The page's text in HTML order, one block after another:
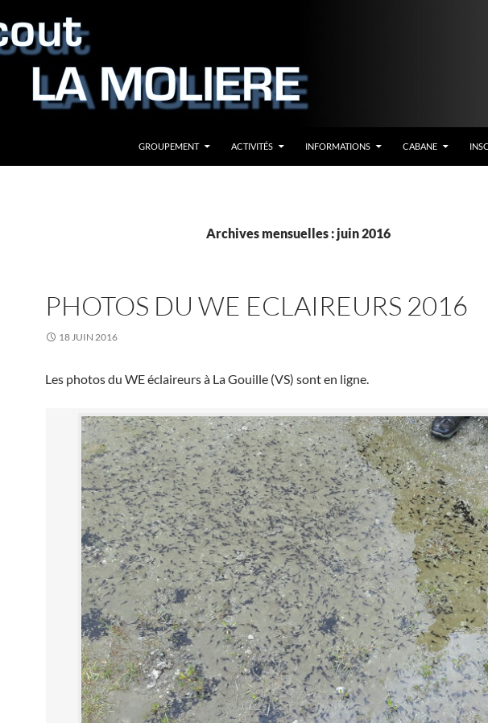
GROUPEMENT ACTIVITÉS INFORMATIONS CABANE
Archives mensuelles : juin 2016
PHOTOS DU WE ECLAIREURS 2016
18 JUIN 2016
Les photos du WE éclaireurs à La Gouille (VS) sont en ligne.